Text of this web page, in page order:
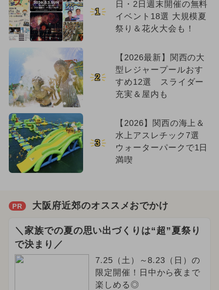
1
日・2日週末開催の無料
イベント18選 大規模夏
祭り＆花火大会も！
2
【2026最新】関西の大
型レジャープールおす
すめ12選 スライダー
充実＆屋内も
3
【2026】関西の海上＆
水上アスレチック7選
ウォーターパークで1日
満喫
PR 大阪府近郊のオススメおでかけ
＼家族での夏の思い出づくりは“超”夏祭り
で決まり／
7.25（土）～8.23（日）の
限定開催！日中から夜まで
楽しめる◎